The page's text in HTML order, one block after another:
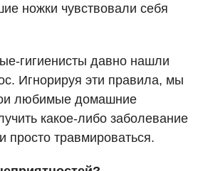
ножки чувствовали себя
гигиенисты давно нашли
Игнорируя эти правила, мы
любимые домашние
какое-либо заболевание
просто травмироваться.